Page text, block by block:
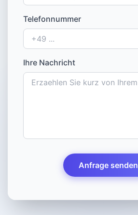
Telefonnummer
Ihre Nachricht
Anfrage senden